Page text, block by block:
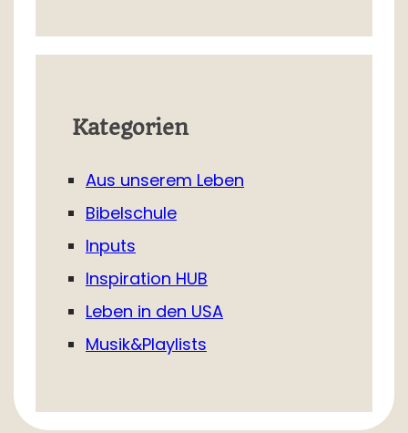
Kategorien
Aus unserem Leben
Bibelschule
Inputs
Inspiration HUB
Leben in den USA
Musik&Playlists